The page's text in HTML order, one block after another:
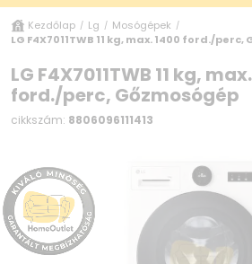
Kezdőlap / Lg / Mosógépek /
LG F4X7011TWB 11 kg, max. 1400 ford./
LG F4X7011TWB 11 kg,
ford./perc, Gőzmosógép
cikkszám: 8806096111413